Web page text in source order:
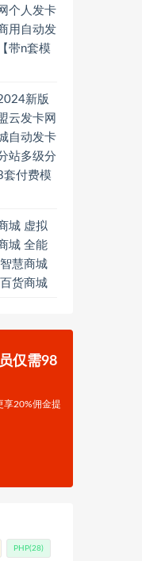
个人发卡
用自动发
带n套模
新版
云发卡网
自动发卡
站多级分
套付费模
城 虚拟
城 全能
慧商城
货商城
仅需98
享20%佣金提
PHP(28)